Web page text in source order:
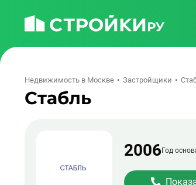
Недвижимость в Москве Застройщики
Стабль
2006 Год